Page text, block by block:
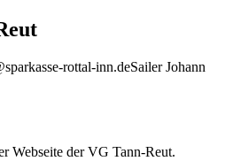
rottal-inn.deSailer Johann
Webseite der VG Tann-Reut.